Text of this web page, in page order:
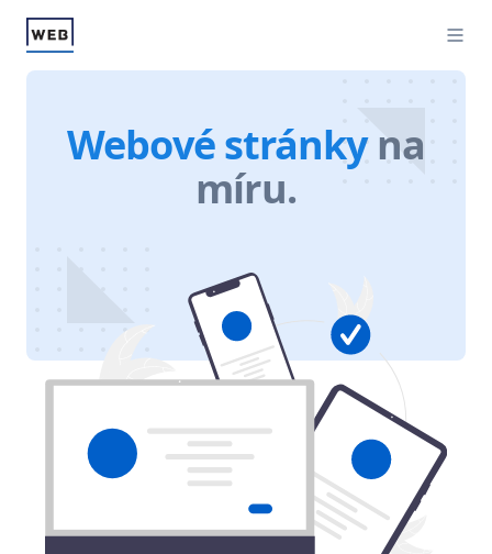
Webové stránkyna
míru.